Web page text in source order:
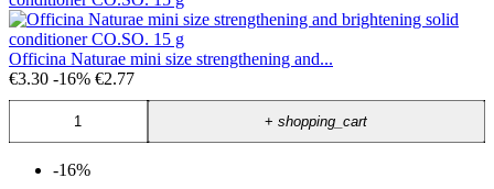
Officina Naturae mini size strengthening and...
€3.30 -16% €2.77
+shopping_cart
-16%